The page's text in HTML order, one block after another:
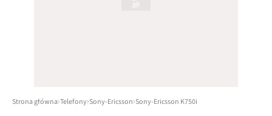
Strona główna Telefony Sony-Ericsson Sony-Ericsson K750i